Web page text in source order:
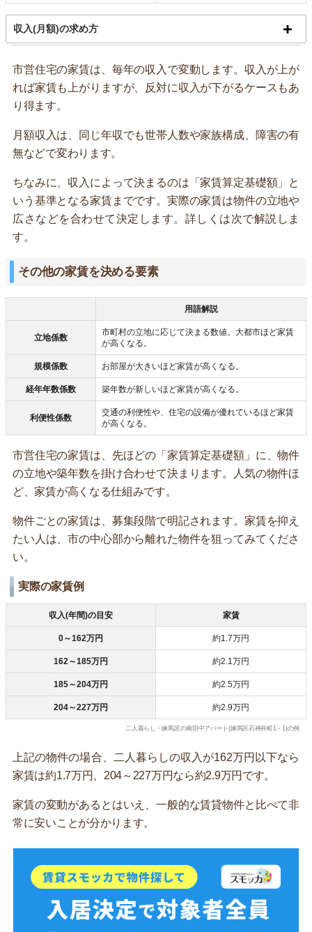
収入(月額)の求め方
市営住宅の家賃は、毎年の収入で変動します。収入が上が
れば家賃も上がりますが、反対に収入が下がるケースもあ
り得ます。
月額収入は、同じ年収でも世帯人数や家族構成、障害の有
無などで変わります。
ちなみに、収入によって決まるのは「家賃算定基礎額」と
いう基準となる家賃までです。実際の家賃は物件の立地や
広さなどを合わせて決定します。詳しくは次で解説しま
す。
その他の家賃を決める要素
用語解説
立地係数
市町村の立地に応じて決まる数値。大都市ほど家賃
が高くなる。
規模係数 お部屋が大きいほど家賃が高くなる。
経年年数係数 築年数が新しいほど家賃が高くなる。
利便性係数
交通の利便性や、住宅の設備が優れているほど家賃
が高くなる。
市営住宅の家賃は、先ほどの「家賃算定基礎額」に、物件
の立地や築年数を掛け合わせて決まります。人気の物件ほ
ど、家賃が高くなる仕組みです。
物件ごとの家賃は、募集段階で明記されます。家賃を抑え
たい人は、市の中心部から離れた物件を狙ってみてくださ
い。
実際の家賃例
収入(年間)の目安 家賃
0～162万円 約1.7万円
162～185万円 約2.1万円
185～204万円 約2.5万円
204～227万円 約2.9万円
二人暮らし・練馬区の南田中アパート(練馬区石神井町1－1)の例
上記の物件の場合、二人暮らしの収入が162万円以下なら
家賃は約1.7万円、204～227万円なら約2.9万円です。
家賃の変動があるとはいえ、一般的な賃貸物件と比べて非
常に安いことが分かります。